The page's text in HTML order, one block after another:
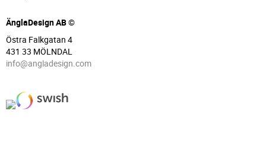
ÄnglaDesign AB ©
Östra Falkgatan 4
431 33 MÖLNDAL
info@angladesign.com